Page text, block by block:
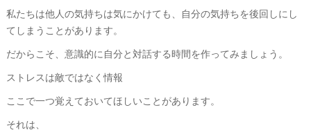
私たちは他人の気持ちは気にかけても、自分の気持ちを後回しにし
てしまうことがあります。
だからこそ、意識的に自分と対話する時間を作ってみましょう。
ストレスは敵ではなく情報
ここで一つ覚えておいてほしいことがあります。
それは、